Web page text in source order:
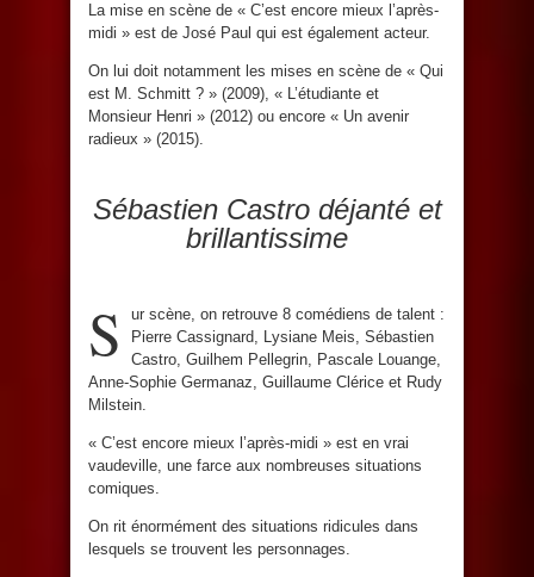
La mise en scène de « C’est encore mieux l’après-
midi » est de José Paul qui est également acteur.
On lui doit notamment les mises en scène de « Qui
est M. Schmitt ? » (2009), « L’étudiante et
Monsieur Henri » (2012) ou encore « Un avenir
radieux » (2015).
Sébastien Castro déjanté et
brillantissime
S
ur scène, on retrouve 8 comédiens de talent :
Pierre Cassignard, Lysiane Meis, Sébastien
Castro, Guilhem Pellegrin, Pascale Louange,
Anne-Sophie Germanaz, Guillaume Clérice et Rudy
Milstein.
« C’est encore mieux l’après-midi » est en vrai
vaudeville, une farce aux nombreuses situations
comiques.
On rit énormément des situations ridicules dans
lesquels se trouvent les personnages.